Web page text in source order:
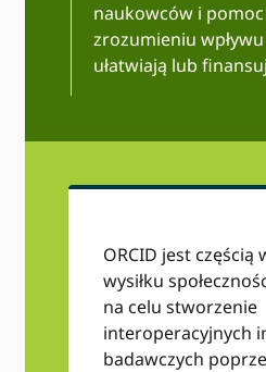
naukowców i
zrozumieniu
ułatwiają lub
ORCID jest częścią
wysiłku
na celu stworzenie
interoperacyjnych
badawczych